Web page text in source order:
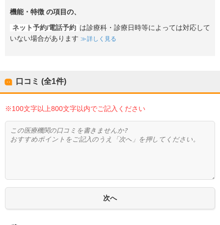
機能・特徴 の項目の、
ネット予約/電話予約 は診療科・診療日時等によっては対応して
いない場合があります
詳しく見る
口コミ (全1件)
※100文字以上800文字以内でご記入ください